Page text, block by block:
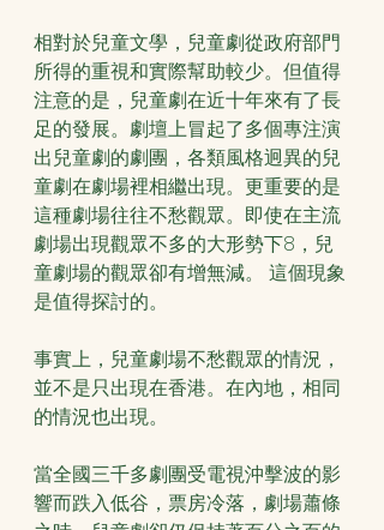
相對於兒童文學，兒童劇從政府部門
所得的重視和實際幫助較少。但值得
注意的是，兒童劇在近十年來有了長
足的發展。劇壇上冒起了多個專注演
出兒童劇的劇團，各類風格迥異的兒
童劇在劇場裡相繼出現。更重要的是
這種劇場往往不愁觀眾。即使在主流
劇場出現觀眾不多的大形勢下8，兒
童劇場的觀眾卻有增無減。 這個現象
是值得探討的。
事實上，兒童劇場不愁觀眾的情況，
並不是只出現在香港。在內地，相同
的情況也出現。
當全國三千多劇團受電視沖擊波的影
響而跌入低谷，票房冷落，劇場蕭條